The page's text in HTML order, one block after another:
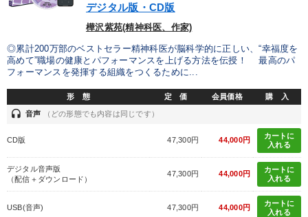
デジタル版・CD版
樺沢紫苑(精神科医、作家)
◎累計200万部のベストセラー精神科医が脳科学的に正しい、“幸福度を
高めて”職場の健康とパフォーマンスを上げる方法を伝授！ 最高のパ
フォーマンスを発揮する組織をつくるために...
形 態 定 価 会員価格 購 入
headset 音声 （どの形態でも内容は同じです）
CD版 47,300円 44,000円
カートに
入れる
デジタル音声版
（配信＋ダウンロード）
47,300円 44,000円
カートに
入れる
USB(音声) 47,300円 44,000円
カートに
入れる